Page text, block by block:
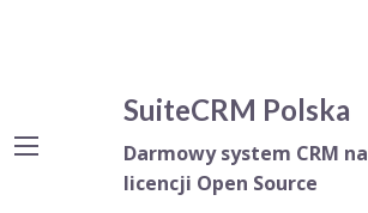
SuiteCRM Polska
Darmowy system CRM na
licencji Open Source